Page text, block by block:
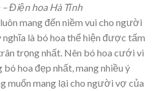
Điện hoa Hà Tĩnh
mang đến niềm vui cho người
là bó hoa thể hiện được tấm
trọng nhất. Nên bó hoa cưới vì
hoa đẹp nhất, mang nhiều ý
muốn mang lại cho người vợ của